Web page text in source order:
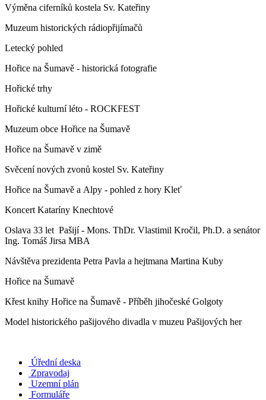
Výměna ciferníků kostela Sv. Kateřiny
Muzeum historických rádiopřijímačů
Letecký pohled
Hořice na Šumavě - historická fotografie
Hořické trhy
Hořické kulturní léto - ROCKFEST
Muzeum obce Hořice na Šumavě
Hořice na Šumavě v zimě
Svěcení nových zvonů kostel Sv. Kateřiny
Hořice na Šumavě a Alpy - pohled z hory Kleť
Koncert Kataríny Knechtové
Oslava 33 let Pašijí - Mons. ThDr. Vlastimil Kročil, Ph.D. a senátor
Ing. Tomáš Jirsa MBA
Návštěva prezidenta Petra Pavla a hejtmana Martina Kuby
Hořice na Šumavě
Křest knihy Hořice na Šumavě - Příběh jihočeské Golgoty
Model historického pašijového divadla v muzeu Pašijových her
Úřední deska
Zpravodaj
Uzemní plán
Formuláře